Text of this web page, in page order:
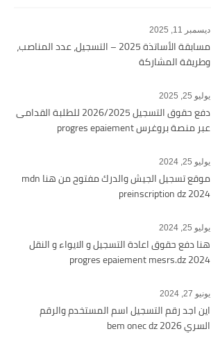
ديسمبر 11, 2025
مسابقة الأساتذة 2025 – التسجيل، عدد المناصب،
وطريقة المشاركة
يوليو 25, 2025
دفع حقوق التسجيل 2026/2025 للطلبة القدامى
عبر منصة بروغرس progres epaiement
يوليو 25, 2024
موقع تسجيل الجيش والدرك مفتوح من هنا mdn
preinscription dz 2024
يوليو 25, 2024
هنا دفع حقوق اعادة التسجيل و الايواء و النقل
2024 progres epaiement mesrs.dz
يونيو 27, 2024
اين اجد رقم التسجيل اسم المستخدم والرقم
السري bem onec dz 2026